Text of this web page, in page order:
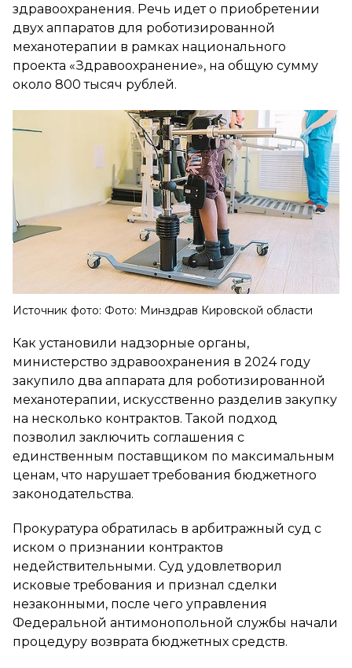
здравоохранения. Речь идет о приобретении
двух аппаратов для роботизированной
механотерапии в рамках национального
проекта «Здравоохранение», на общую сумму
около 800 тысяч рублей.
Источник фото: Фото: Минздрав Кировской области
Как установили надзорные органы,
министерство здравоохранения в 2024 году
закупило два аппарата для роботизированной
механотерапии, искусственно разделив закупку
на несколько контрактов. Такой подход
позволил заключить соглашения с
единственным поставщиком по максимальным
ценам, что нарушает требования бюджетного
законодательства.
Прокуратура обратилась в арбитражный суд с
иском о признании контрактов
недействительными. Суд удовлетворил
исковые требования и признал сделки
незаконными, после чего управления
Федеральной антимонопольной службы начали
процедуру возврата бюджетных средств.